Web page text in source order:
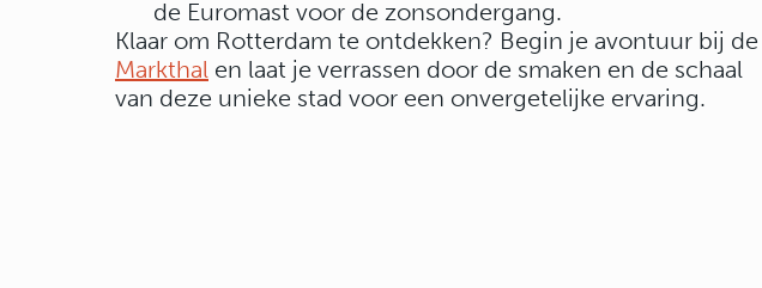
de Euromast voor de zonsondergang.
Klaar om Rotterdam te ontdekken? Begin je avontuur bij de
Markthal en laat je verrassen door de smaken en de schaal
van deze unieke stad voor een onvergetelijke ervaring.